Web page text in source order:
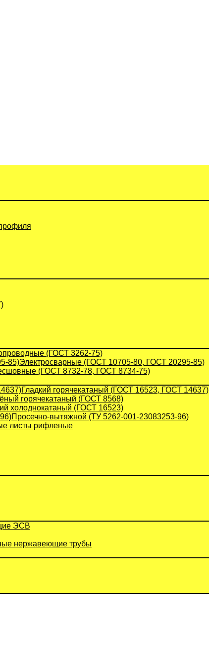
(ГОСТ 3262-75)
Электросварные (ГОСТ 10705-80, ГОСТ 20295-85)
(ГОСТ 8732-78, ГОСТ 8734-75)
Гладкий горячекатаный (ГОСТ 16523, ГОСТ 14637)
горячекатаный (ГОСТ 8568)
холоднокатаный (ГОСТ 16523)
Просечно-вытяжной (ТУ 5262-001-23083253-96)
листы рифленые
ЭСВ
нержавеющие трубы